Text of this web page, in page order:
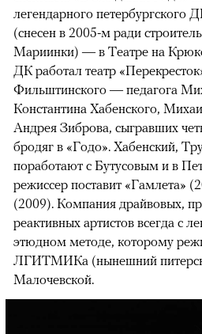
легендарного петербургского
(снесен в 2005-м ради
Мариинки) — в Театре на
ДК работал театр
Фильштинского — педагога
Константина Хабенского,
Андрея Зиброва, сыгравших
бродяг в «Годо». Хабенский,
поработают с Бутусовым и в
режиссер поставит «Гамлета»
(2009). Компания драйвовых,
реактивных артистов всегда с
этюдном методе, которому
ЛГИТМИКа (нынешний
Малочевской.